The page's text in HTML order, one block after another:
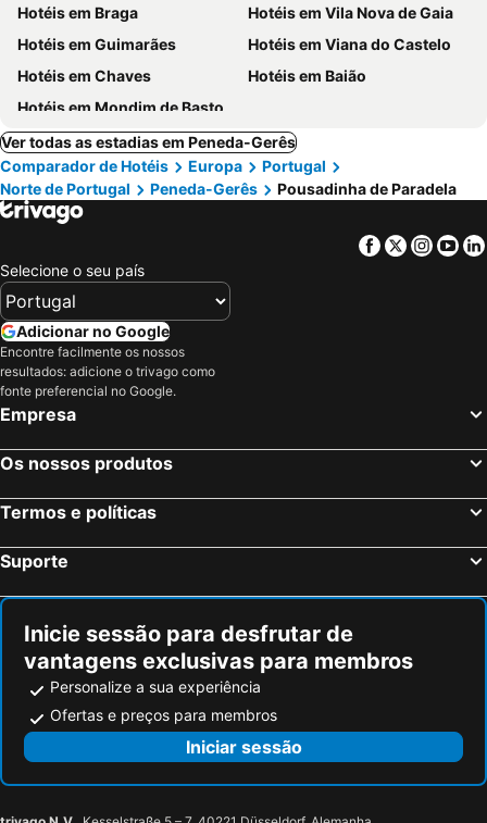
Hotéis em Braga
Hotéis em Vila Nova de Gaia
Hotéis em Guimarães
Hotéis em Viana do Castelo
Hotéis em Chaves
Hotéis em Baião
Hotéis em Mondim de Basto
Ver todas as estadias em Peneda-Gerês
Comparador de Hotéis
Europa
Portugal
Norte de Portugal
Peneda-Gerês Pousadinha de Paradela
Facebook
Twitter
Selecione o seu país
Adicionar no Google
Encontre facilmente os nossos
resultados: adicione o trivago como
fonte preferencial no Google.
Empresa
Os nossos produtos
Termos e políticas
Suporte
Inicie sessão para desfrutar de
vantagens exclusivas para membros
Personalize a sua experiência
Ofertas e preços para membros
Iniciar sessão